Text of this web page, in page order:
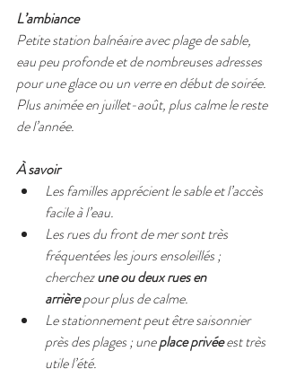
L’ambiance
Petite station balnéaire avec plage de sable,
eau peu profonde et de nombreuses adresses
pour une glace ou un verre en début de soirée.
Plus animée en juillet-août, plus calme le reste
de l’année.
À savoir
Les familles apprécient le sable et l’accès
facile à l’eau.
Les rues du front de mer sont très
fréquentées les jours ensoleillés ;
cherchez une ou deux rues en
arrière pour plus de calme.
Le stationnement peut être saisonnier
près des plages ; une place privée est très
utile l’été.